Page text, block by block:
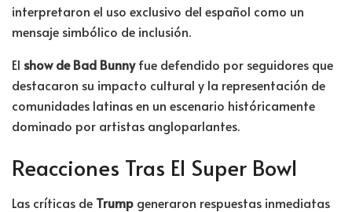
interpretaron el uso exclusivo del español como un
mensaje simbólico de inclusión.
El show de Bad Bunnyfue defendido por seguidores que
destacaron su impacto cultural y la representación de
comunidades latinas en un escenario históricamente
dominado por artistas angloparlantes.
Reacciones Tras El Super Bowl
Las críticas de Trump generaron respuestas inmediatas